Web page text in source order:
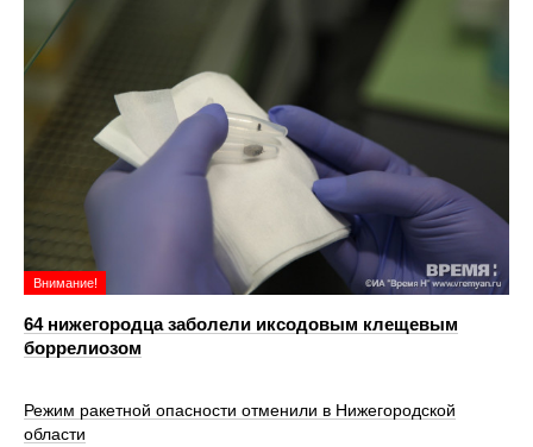
Внимание!
64 нижегородца заболели иксодовым клещевым
боррелиозом
Режим ракетной опасности отменили в Нижегородской
области